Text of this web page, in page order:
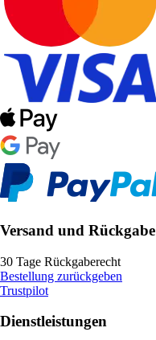
Versand und Rückgabe
30 Tage Rückgaberecht
Bestellung zurückgeben
Trustpilot
Dienstleistungen